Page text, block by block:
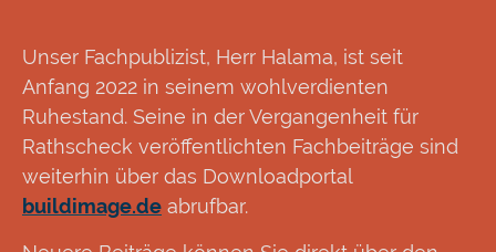
Unser Fachpublizist, Herr Halama, ist seit
Anfang 2022 in seinem wohlverdienten
Ruhestand. Seine in der Vergangenheit für
Rathscheck veröffentlichten Fachbeiträge sind
weiterhin über das Downloadportal
buildimage.de abrufbar.